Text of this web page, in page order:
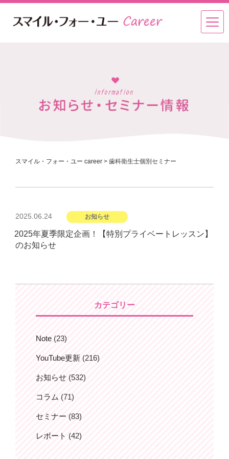
スマイル・フォー・ユー career > 歯科衛生士個別セミナー
投
日:
2025.06.24 お知らせ
2025年夏季限定企画！【特別プライベートレッスン】
のお知らせ
カテゴリー
Note (23)
YouTube更新 (216)
お知らせ (532)
コラム (71)
セミナー (83)
レポート (42)